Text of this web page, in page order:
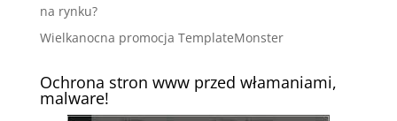
na rynku?
Wielkanocna promocja TemplateMonster
Ochrona stron www przed włamaniami,
malware!